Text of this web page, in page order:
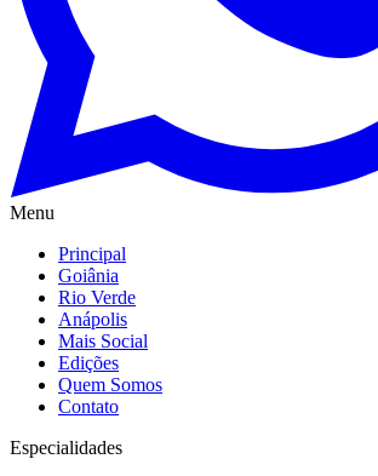
Menu
Principal
Goiânia
Rio Verde
Anápolis
Mais Social
Edições
Quem Somos
Contato
Especialidades